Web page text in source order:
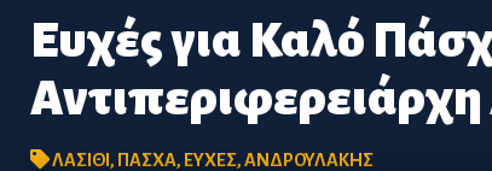
Ευχές για Καλό
Αντιπεριφερειάρχη
ΛΑΣΙΘΙ , ΠΑΣΧΑ, ΕΥΧΕΣ,ΑΝΔΡΟΥΛΑΚΗΣ